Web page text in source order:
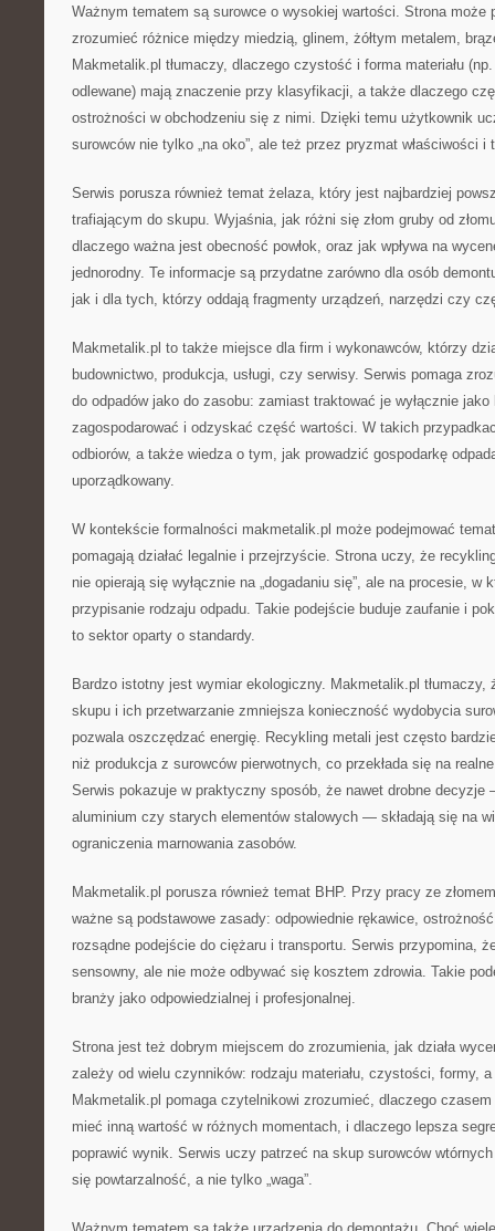
Ważnym tematem są surowce o wysokiej wartości. Strona może
zrozumieć różnice między miedzią, glinem, żółtym metalem,
Makmetalik.pl tłumaczy, dlaczego czystość i forma materiału
odlewane) mają znaczenie przy klasyfikacji, a także dlaczego
ostrożności w obchodzeniu się z nimi. Dzięki temu użytkownik
surowców nie tylko „na oko”, ale też przez pryzmat właściwości
Serwis porusza również temat żelaza, który jest najbardziej
trafiającym do skupu. Wyjaśnia, jak różni się złom gruby od
dlaczego ważna jest obecność powłok, oraz jak wpływa na
jednorodny. Te informacje są przydatne zarówno dla osób
jak i dla tych, którzy oddają fragmenty urządzeń, narzędzi czy
Makmetalik.pl to także miejsce dla firm i wykonawców, którzy
budownictwo, produkcja, usługi, czy serwisy. Serwis pomaga
do odpadów jako do zasobu: zamiast traktować je wyłącznie
zagospodarować i odzyskać część wartości. W takich
odbiorów, a także wiedza o tym, jak prowadzić gospodarkę
uporządkowany.
W kontekście formalności makmetalik.pl może podejmować
pomagają działać legalnie i przejrzyście. Strona uczy, że
nie opierają się wyłącznie na „dogadaniu się”, ale na procesie, w
przypisanie rodzaju odpadu. Takie podejście buduje zaufanie i
to sektor oparty o standardy.
Bardzo istotny jest wymiar ekologiczny. Makmetalik.pl tłumaczy,
skupu i ich przetwarzanie zmniejsza konieczność wydobycia
pozwala oszczędzać energię. Recykling metali jest często
niż produkcja z surowców pierwotnych, co przekłada się na
Serwis pokazuje w praktyczny sposób, że nawet drobne decyzje
aluminium czy starych elementów stalowych — składają się na
ograniczenia marnowania zasobów.
Makmetalik.pl porusza również temat BHP. Przy pracy ze
ważne są podstawowe zasady: odpowiednie rękawice,
rozsądne podejście do ciężaru i transportu. Serwis przypomina,
sensowny, ale nie może odbywać się kosztem zdrowia. Takie
branży jako odpowiedzialnej i profesjonalnej.
Strona jest też dobrym miejscem do zrozumienia, jak działa
zależy od wielu czynników: rodzaju materiału, czystości, formy,
Makmetalik.pl pomaga czytelnikowi zrozumieć, dlaczego
mieć inną wartość w różnych momentach, i dlaczego lepsza
poprawić wynik. Serwis uczy patrzeć na skup surowców
się powtarzalność, a nie tylko „waga”.